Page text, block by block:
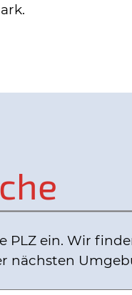
PLZ ein. Wir
nächsten